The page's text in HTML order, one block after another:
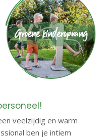
veelzijdig en warm
ben je intiem